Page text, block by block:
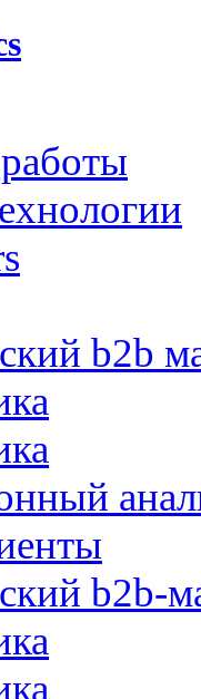
b2b
b2b-